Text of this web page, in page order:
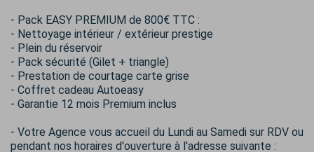
- Pack EASY PREMIUM de 800€ TTC :
- Nettoyage intérieur / extérieur prestige
- Plein du réservoir
- Pack sécurité (Gilet + triangle)
- Prestation de courtage carte grise
- Coffret cadeau Autoeasy
- Garantie 12 mois Premium inclus
- Votre Agence vous accueil du Lundi au Samedi sur RDV ou
pendant nos horaires d'ouverture à l'adresse suivante :